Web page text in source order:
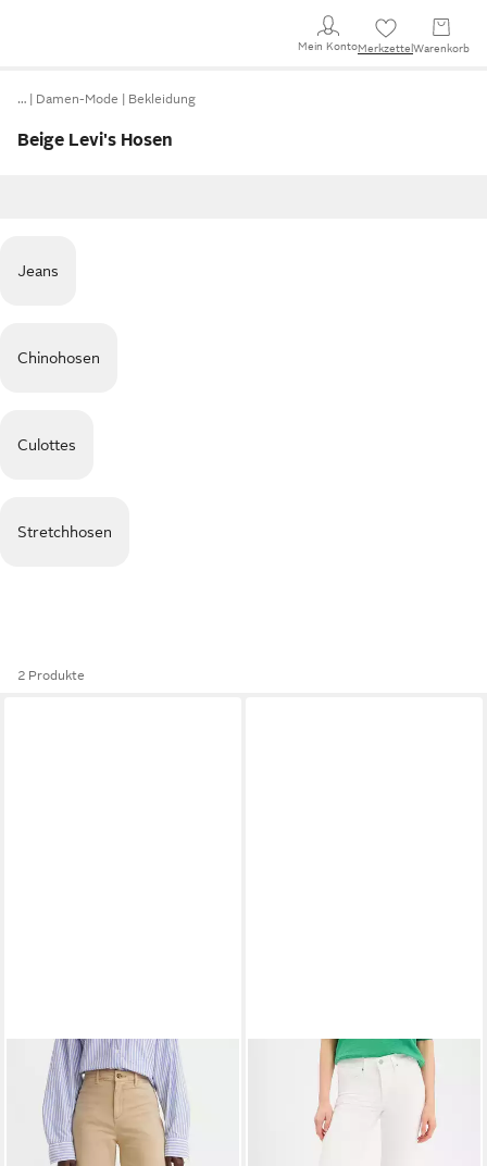
Mein KontoMerkzettel Warenkorb
… Damen-Mode Bekleidung
Beige Levi's Hosen
Jeans
Chinohosen
Culottes
Stretchhosen
2 Produkte